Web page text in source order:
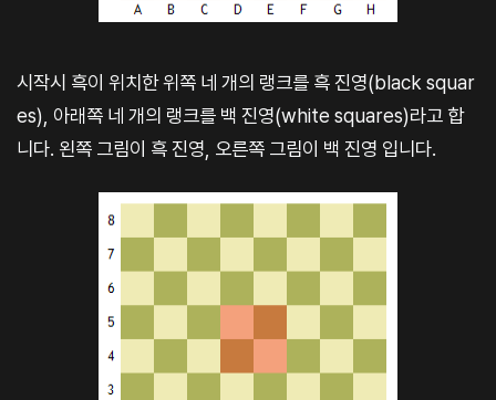
시작시 흑이 위치한 위쪽 네 개의 랭크를 흑 진영(black squar
es), 아래쪽 네 개의 랭크를 백 진영(white squares)라고 합
니다. 왼쪽 그림이 흑 진영, 오른쪽 그림이 백 진영 입니다.